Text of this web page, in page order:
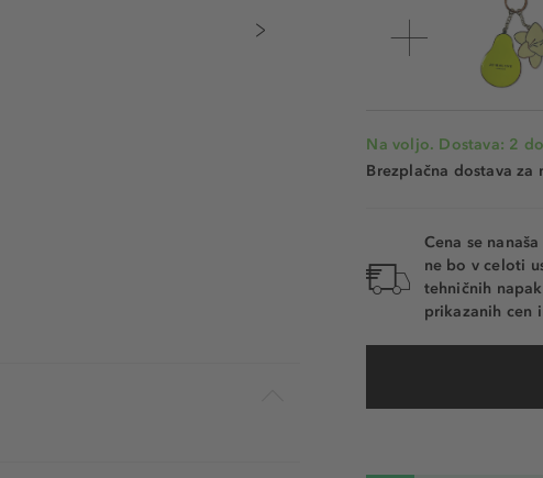
Na voljo. Dostava: 2
Brezplačna dostava za
Cena se
ne bo v celoti
tehničnih
prikazanih cen